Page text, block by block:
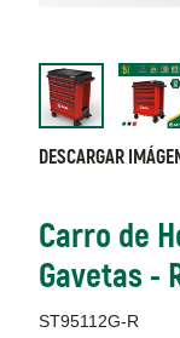
DESCARGAR
Carro de
Gavetas -
ST95112G-R